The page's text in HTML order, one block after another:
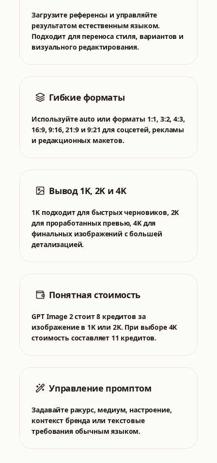
Загрузите референсы и управляйте
результатом естественным языком.
Подходит для переноса стиля, вариантов и
визуального редактирования.
Гибкие форматы
Используйте auto или форматы 1:1, 3:2, 4:3,
16:9, 9:16, 21:9 и 9:21 для соцсетей, рекламы
и редакционных макетов.
Вывод 1K, 2K и 4K
1K подходит для быстрых черновиков, 2K
для проработанных превью, 4K для
финальных изображений с большей
детализацией.
Понятная стоимость
GPT Image 2 стоит 8 кредитов за
изображение в 1K или 2K. При выборе 4K
стоимость составляет 11 кредитов.
Управление промптом
Задавайте ракурс, медиум, настроение,
контекст бренда или текстовые
требования обычным языком.